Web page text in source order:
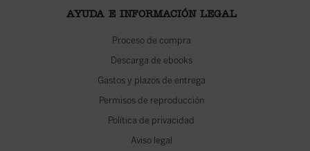
AYUDA E INFORMACIÓN LEGAL
Proceso de compra
Descarga de ebooks
Gastos y plazos de entrega
Permisos de reproducción
Política de privacidad
Aviso legal